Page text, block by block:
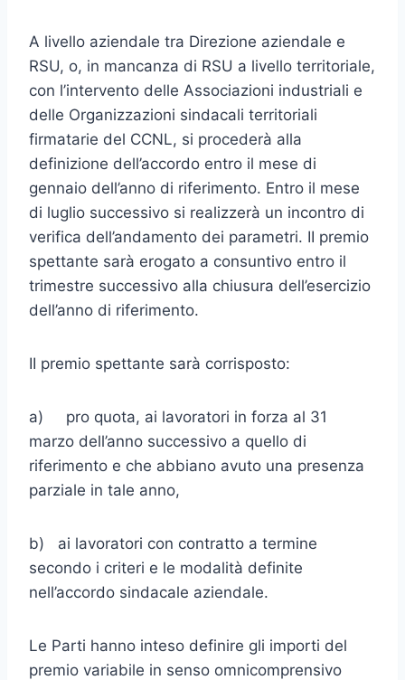
A livello aziendale tra Direzione aziendale e
RSU, o, in mancanza di RSU a livello territoriale,
con l’intervento delle Associazioni indu­striali e
delle Organizzazioni sindacali territoriali
firmatarie del CCNL, si procederà alla
definizione dell’accordo entro il mese di
gennaio dell’anno di riferimento. Entro il mese
di luglio successivo si realizzerà un incontro di
verifica dell’andamento dei parametri. II premio
spet­tante sarà erogato a consuntivo entro il
trimestre successivo alla chiu­sura dell’esercizio
dell’anno di riferimento.
II premio spettante sarà corrisposto:
a) pro quota, ai lavoratori in forza al 31
marzo dell’anno successivo a quello di
riferimento e che abbiano avuto una presenza
parziale in tale anno,
b) ai lavoratori con contratto a termine
secondo i criteri e le modalità definite
nell’accordo sindacale aziendale.
Le Parti hanno inteso definire gli importi del
premio variabile in sen­so omnicomprensivo